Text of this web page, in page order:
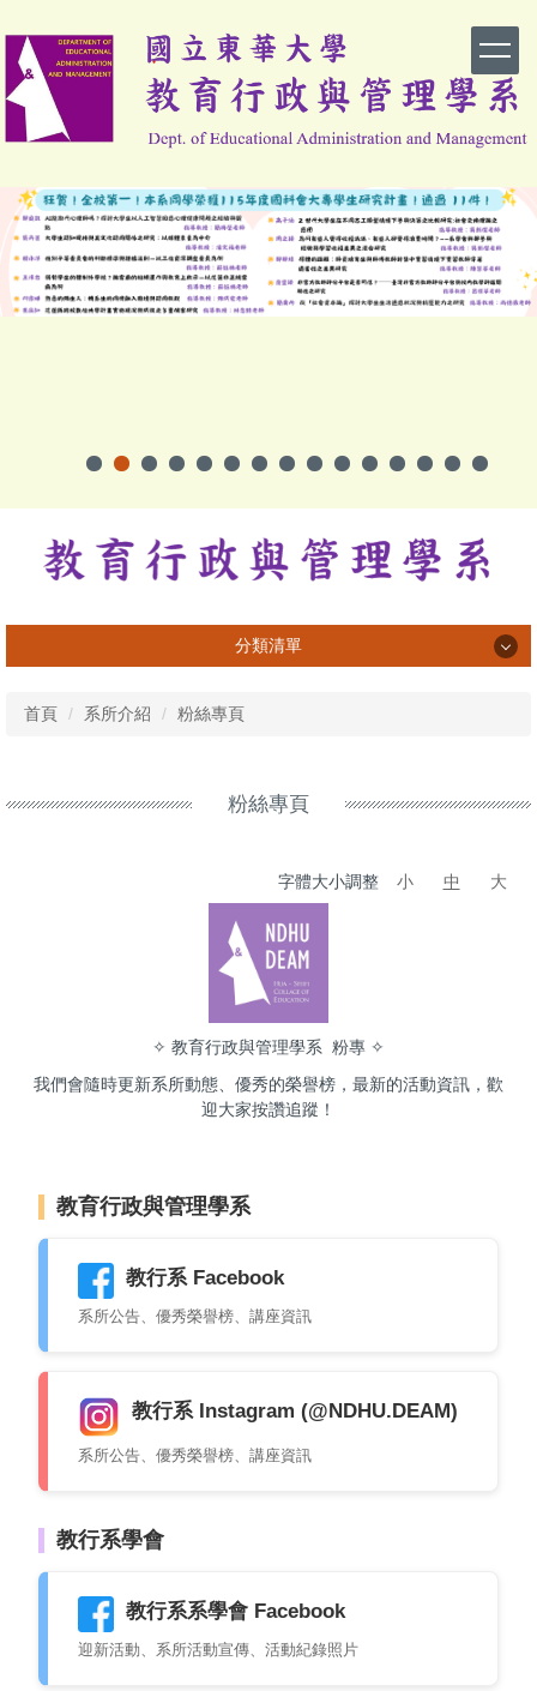
到
主
要
內
容
分類清單
首頁 系所介紹 粉絲專頁
粉絲專頁
字體大小調整 小 中 大
✧ 教育行政與管理學系 粉專 ✧
我們會隨時更新系所動態、優秀的榮譽榜，最新的活動資訊，歡
迎大家按讚追蹤！
教育行政與管理學系
教行系 Facebook
系所公告、優秀榮譽榜、講座資訊
教行系 Instagram (@NDHU.DEAM)
系所公告、優秀榮譽榜、講座資訊
教行系學會
教行系系學會 Facebook
迎新活動、系所活動宣傳、活動紀錄照片